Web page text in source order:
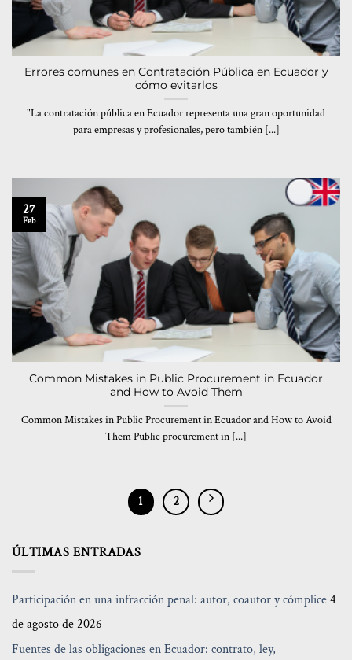
ÚLTIMAS ENTRADAS
Participación en una infracción penal: autor, coautor y cómplice4
de agosto de 2026
Fuentes de las obligaciones en Ecuador: contrato, ley,
Errores comunes en Contratación Pública en Ecuador y
cómo evitarlos
"La contratación pública en Ecuador representa una gran oportunidad
para empresas y profesionales, pero también [...]
Common Mistakes in Public Procurement in Ecuador
and How to Avoid Them
Common Mistakes in Public Procurement in Ecuador and How to Avoid
Them Public procurement in [...]
27
Feb
1 2